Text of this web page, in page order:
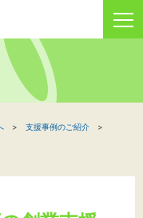
支援事例のご紹介